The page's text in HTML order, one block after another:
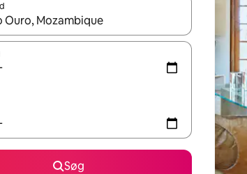
er tilgængelige, skal du navigere med
Søg